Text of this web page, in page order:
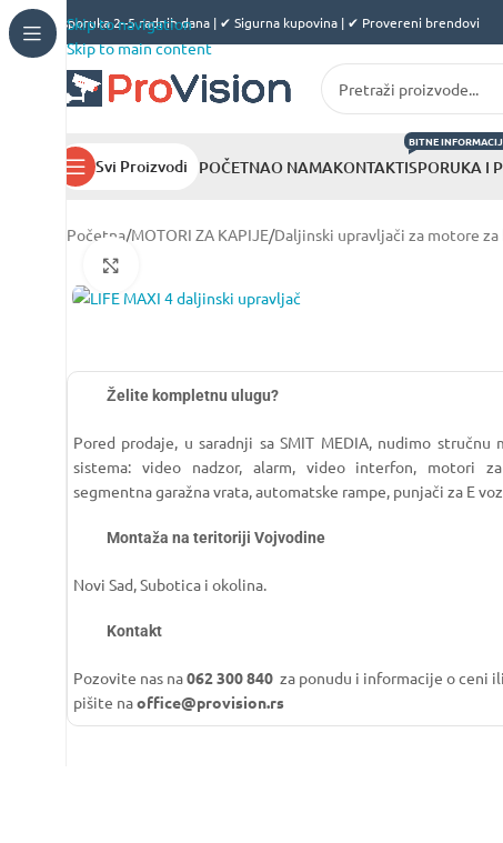
Skip to navigation
Skip to main content
✔ Isporuka 2–5 radnih dana | ✔ Sigurna kupovina | ✔ Provereni brendovi
Svi Proizvodi POČETNAO NAMAKONTAKTISPORUKA I
BITNE
Početna/MOTORI ZA KAPIJE/Daljinski upravljači za motore za
Želite kompletnu ulugu?
Pored prodaje, u saradnji sa SMIT MEDIA, nudimo stručnu
sistema: video nadzor, alarm, video interfon, motori
segmentna garažna vrata, automatske rampe, punjači za E
Montaža na teritoriji Vojvodine
Novi Sad, Subotica i okolina.
Kontakt
Pozovite nas na062 300 840 za ponudu i informacije o ceni
pišite naoffice@provision.rs